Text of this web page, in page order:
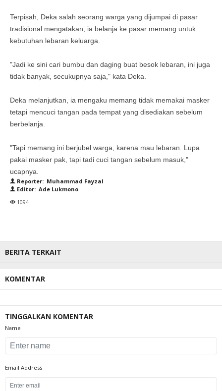
Terpisah, Deka salah seorang warga yang dijumpai di pasar
tradisional mengatakan, ia belanja ke pasar memang untuk
kebutuhan lebaran keluarga.
"Jadi ke sini cari bumbu dan daging buat besok lebaran, ini juga
tidak banyak, secukupnya saja," kata Deka.
Deka melanjutkan, ia mengaku memang tidak memakai masker
tetapi mencuci tangan pada tempat yang disediakan sebelum
berbelanja.
"Tapi memang ini berjubel warga, karena mau lebaran. Lupa
pakai masker pak, tapi tadi cuci tangan sebelum masuk,"
ucapnya.
Reporter: Muhammad Fayzal
Editor: Ade Lukmono
1094
BERITA TERKAIT
KOMENTAR
TINGGALKAN KOMENTAR
Name
Email Address